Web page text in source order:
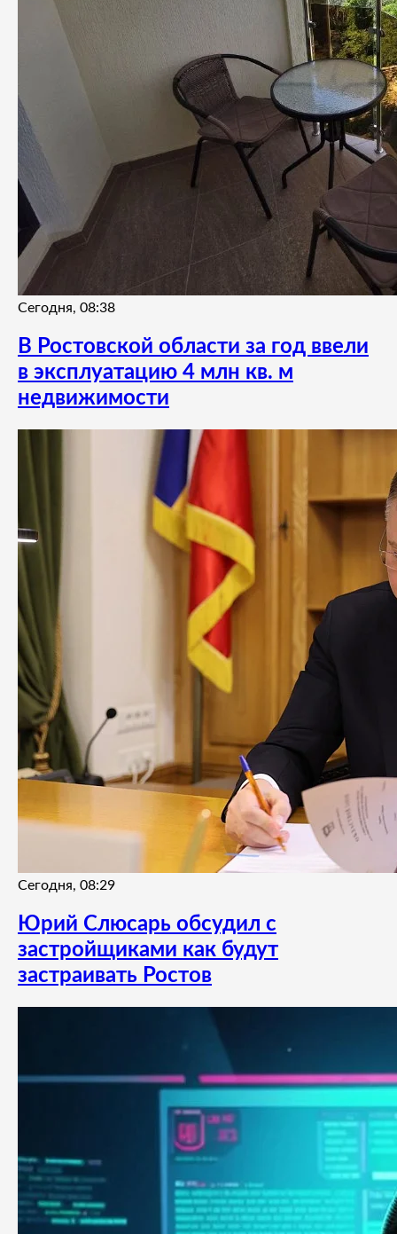
Сегодня, 08:38
В Ростовской области за год ввели
в эксплуатацию 4 млн кв. м
недвижимости
Сегодня, 08:29
Юрий Слюсарь обсудил с
застройщиками как будут
застраивать Ростов